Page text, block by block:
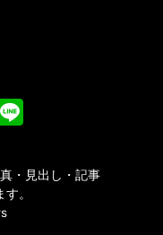
・見出し・記事
。